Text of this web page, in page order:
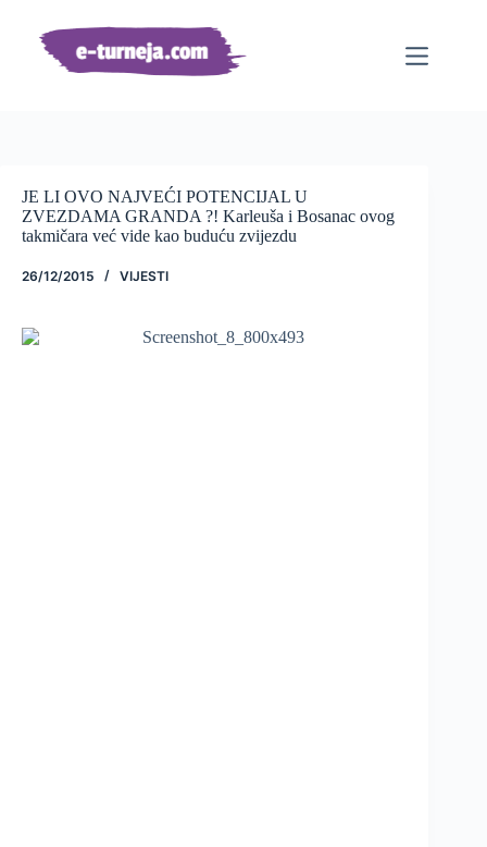
sadržaj
JE LI OVO NAJVEĆI POTENCIJAL U
ZVEZDAMA GRANDA ?! Karleuša i Bosanac ovog
takmičara već vide kao buduću zvijezdu
26/12/2015 VIJESTI